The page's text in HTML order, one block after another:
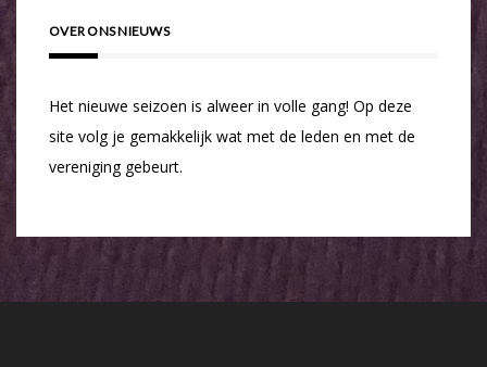
OVER ONS NIEUWS
Het nieuwe seizoen is alweer in volle gang! Op deze
site volg je gemakkelijk wat met de leden en met de
vereniging gebeurt.